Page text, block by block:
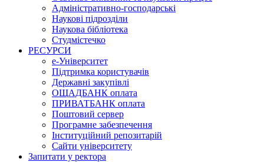
Адміністративно-господарські
Наукові підрозділи
Наукова бібліотека
Студмістечко
РЕСУРСИ
е-Університет
Підтримка користувачів
Державні закупівлі
ОЩАДБАНК оплата
ПРИВАТБАНК оплата
Поштовий сервер
Програмне забезпечення
Інституційний репозитарій
Сайти університету
Запитати у ректора